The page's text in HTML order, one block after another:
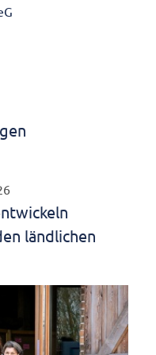
ländlichen